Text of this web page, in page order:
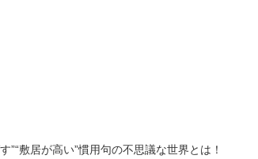
”“敷居が高い”慣用句の不思議な世界とは！